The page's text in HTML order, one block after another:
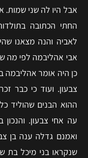
אבל היו לה שני שמות.
החתי הכתובה
לאביה והנה מצאנו
אבי אהליבמה לפי מה
כן היה אומר אהליבמה
צבעון. ועוד כי כבר
ההוא הבנים שהוליד
עה אחי צבעון.
ואמנם גדלה ענה בן
שנקראו בני מיכל בת